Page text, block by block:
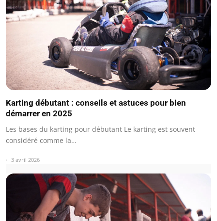
Karting débutant : conseils et astuces pour bien
démarrer en 2025
Les bases du karting pour débutant Le karting est souvent
considéré comme la…
3 avril 2026